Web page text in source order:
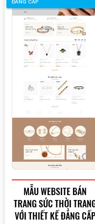
MẪU WEBSITE BÁN
TRANG SỨC THỜI
VỚI THIẾT KẾ ĐẲNG CẤP
ĐẲNG CẤP
Tài khoản đã
khách qua hệ